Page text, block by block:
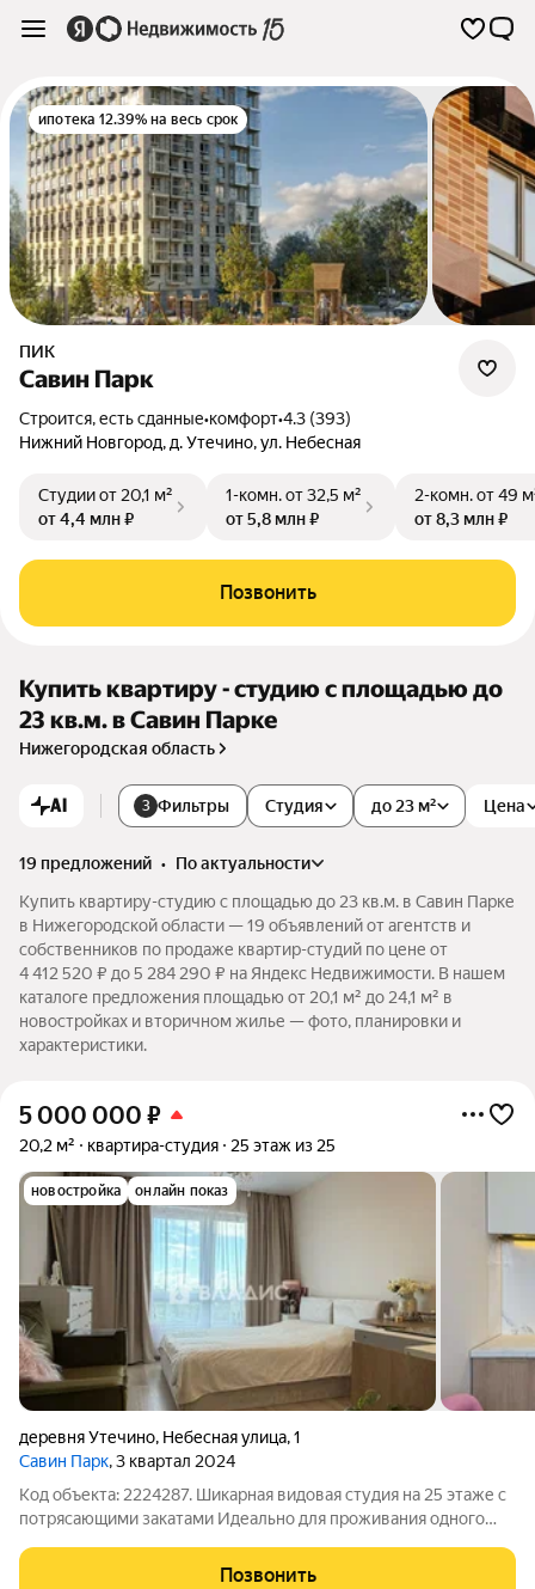
ипотека 12.39% на весь срок
ПИК
Савин Парк
Строится, есть сданные•комфорт•4.3 (393)
Нижний Новгород, д. Утечино,ул. Небесная
Студииот 20,1 м²
от 4,4 млн ₽
1-комн.от 32,5 м²
от 5,8 млн ₽
2-комн.от 49
от 8,3 млн ₽
Позвонить
Купить квартиру - студию с площадью до
23 кв.м. в Савин Парке
Нижегородская область
AI 3 Фильтры Студия Цена
до 23 м²
19 предложений •
по актуальности
Купить квартиру-студию с площадью до 23 кв.м. в Савин Парке
в Нижегородской области — 19 объявлений от агентств и
собственников по продаже квартир-студий по цене от
4 412 520 ₽ до 5 284 290 ₽ на Яндекс Недвижимости. В нашем
каталоге предложения площадью от 20,1 м² до 24,1 м² в
новостройках и вторичном жилье — фото, планировки и
характеристики.
5 000 000 ₽
20,2 м² квартира-студия 25 этаж из 25
новостройка онлайн показ
деревня Утечино, Небесная улица,1
Савин Парк, 3 квартал 2024
Код объекта: 2224287. Шикарная видовая студия на 25 этаже с
потрясающими закатами Идеально для проживания одного
вы видите на фото. Также отлично подойдет для сдачи в
Позвонить